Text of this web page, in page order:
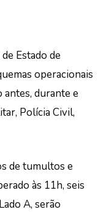
Estado de
operacionais
antes, durante e
Polícia Civil,
de tumultos e
às 11h, seis
A, serão